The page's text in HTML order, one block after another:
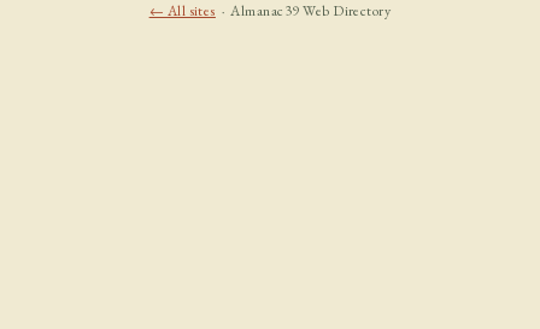
← All sites · Almanac39 Web Directory